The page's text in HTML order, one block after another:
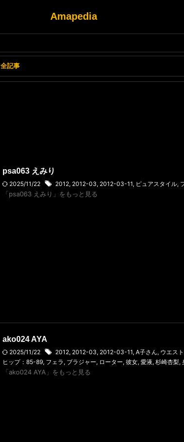
Amapedia
全記事
psa063 えみり
2025/11/22 2012, 2012-03, 2012-03-11, ピュアスタイル,
「psa063 えみり」をもっと見る
ako024 AYA
2025/11/22 2012, 2012-03, 2012-03-11, A子さん, ウエス
ヒップ：85-89, フェラ , ブラジャー, ローター, 彼女, 愛液, 杉崎杏梨,
「ako024 AYA」をもっと見る